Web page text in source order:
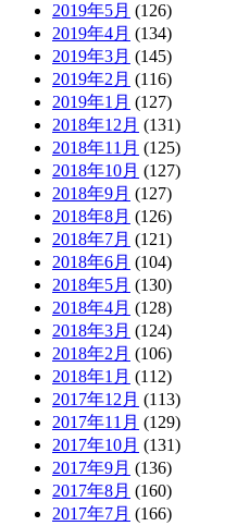
2019年5月 (126)
2019年4月 (134)
2019年3月 (145)
2019年2月 (116)
2019年1月 (127)
2018年12月 (131)
2018年11月 (125)
2018年10月 (127)
2018年9月 (127)
2018年8月 (126)
2018年7月 (121)
2018年6月 (104)
2018年5月 (130)
2018年4月 (128)
2018年3月 (124)
2018年2月 (106)
2018年1月 (112)
2017年12月 (113)
2017年11月 (129)
2017年10月 (131)
2017年9月 (136)
2017年8月 (160)
2017年7月 (166)